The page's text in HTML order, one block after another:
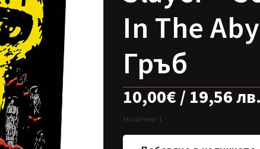
In The
Гръб
10,00€ / 19,56
Налични 1